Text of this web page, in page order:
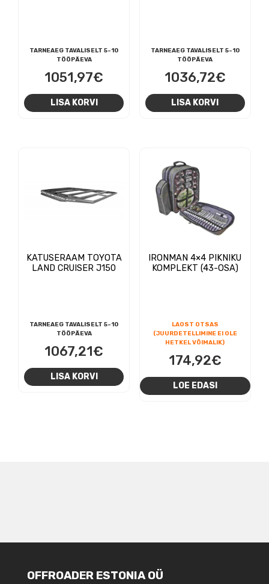
TARNEAEG TAVALISELT 5-10
TÖÖPÄEVA
1051,97€
LISA KORVI
TARNEAEG TAVALISELT 5-10
TÖÖPÄEVA
1036,72€
LISA KORVI
KATUSERAAM TOYOTA
LAND CRUISER J150
TARNEAEG TAVALISELT 5-10
TÖÖPÄEVA
1067,21€
LISA KORVI
IRONMAN 4×4 PIKNIKU
KOMPLEKT (43-OSA)
LAOST OTSAS
(JUURDETELLIMINE EI OLE
HETKEL VÕIMALIK)
174,92€
LOE EDASI
OFFROADER ESTONIA OÜ